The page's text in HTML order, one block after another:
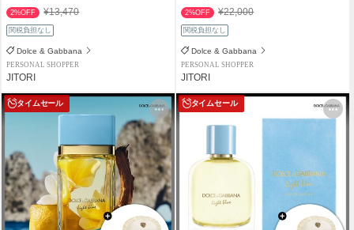
2%OFF ¥13,470
関税負担なし
Dolce & Gabbana
PERSONAL SHOPPER
JITORI
2%OFF ¥22,000
関税負担なし
Dolce & Gabbana
PERSONAL SHOPPER
JITORI
タイムセール タイムセール